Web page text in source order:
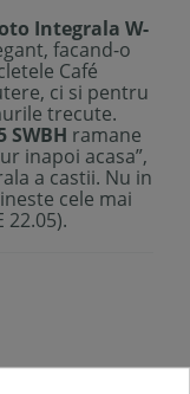
Integrala W-
facand-o
Café
ci si pentru
trecute.
SWBH ramane
inapoi acasa”,
a castii. Nu in
cele mai
22.05).